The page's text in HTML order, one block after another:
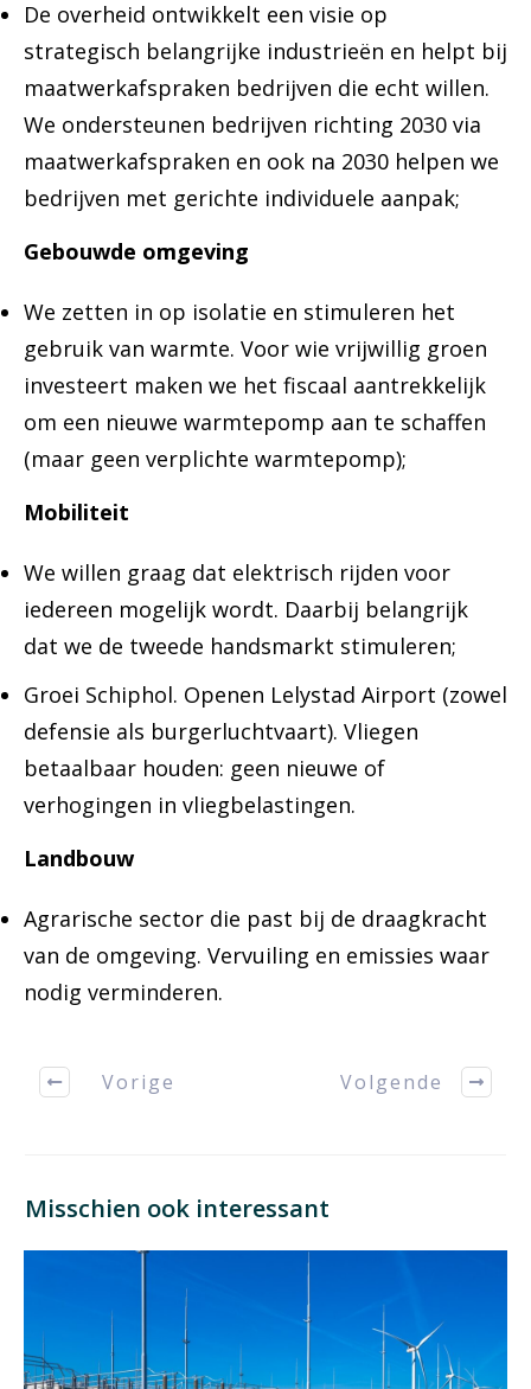
De overheid ontwikkelt een visie op
strategisch belangrijke industrieën en helpt bij
maatwerkafspraken bedrijven die echt willen.
We ondersteunen bedrijven richting 2030 via
maatwerkafspraken en ook na 2030 helpen we
bedrijven met gerichte individuele aanpak;
Gebouwde omgeving
We zetten in op isolatie en stimuleren het
gebruik van warmte. Voor wie vrijwillig groen
investeert maken we het fiscaal aantrekkelijk
om een nieuwe warmtepomp aan te schaffen
(maar geen verplichte warmtepomp);
Mobiliteit
We willen graag dat elektrisch rijden voor
iedereen mogelijk wordt. Daarbij belangrijk
dat we de tweede handsmarkt stimuleren;
Groei Schiphol. Openen Lelystad Airport (zowel
defensie als burgerluchtvaart). Vliegen
betaalbaar houden: geen nieuwe of
verhogingen in vliegbelastingen.
Landbouw
Agrarische sector die past bij de draagkracht
van de omgeving. Vervuiling en emissies waar
nodig verminderen.
Vorige Volgende
Misschien ook interessant